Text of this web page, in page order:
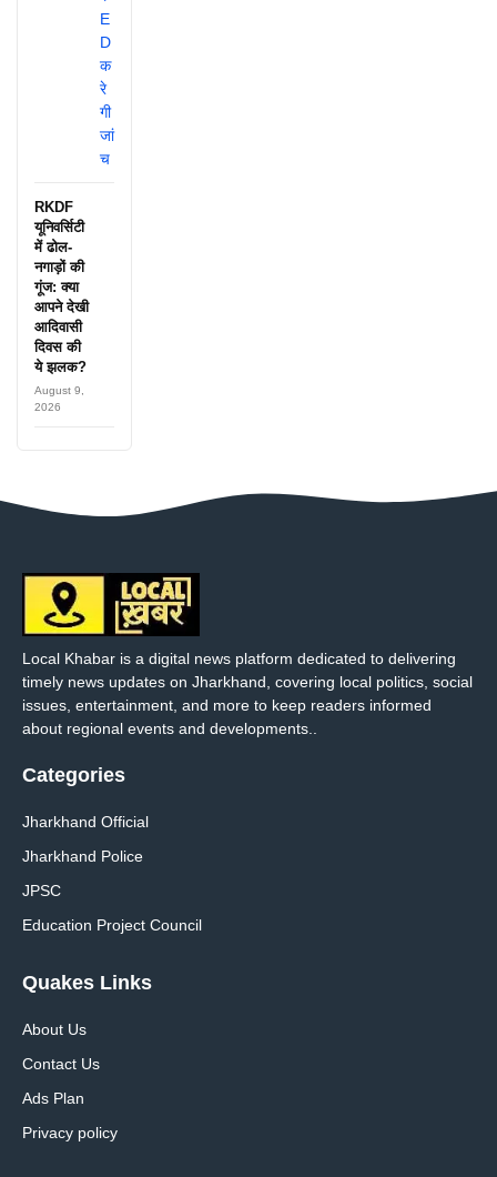
RKDF
यूनिवर्सिटी
में ढोल-
नगाड़ों की
गूंज: क्या
आपने देखी
आदिवासी
दिवस की
ये झलक?
August 9,
2026
Local Khabar is a digital news platform dedicated to delivering
timely news updates on Jharkhand, covering local politics, social
issues, entertainment, and more to keep readers informed
about regional events and developments..
Categories
Jharkhand Official
Jharkhand Police
JPSC
Education Project Council
Quakes Links
About Us
Contact Us
Ads Plan
Privacy policy